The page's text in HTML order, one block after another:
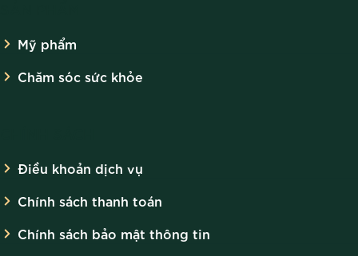
Mỹ phẩm
Chăm sóc sức khỏe
Điều khoản dịch vụ
Chính sách thanh toán
Chính sách bảo mật thông tin